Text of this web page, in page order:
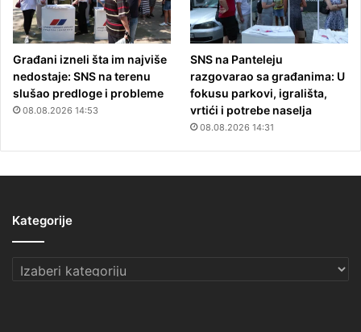
Građani izneli šta im najviše
nedostaje: SNS na terenu
slušao predloge i probleme
08.08.2026 14:53
SNS na Panteleju
razgovarao sa građanima: U
fokusu parkovi, igrališta,
vrtići i potrebe naselja
08.08.2026 14:31
Kategorije
Kategorije